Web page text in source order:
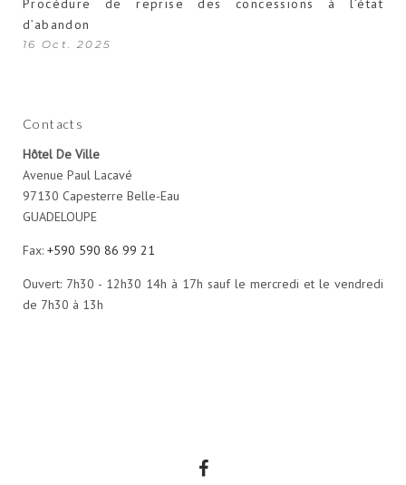
Procédure de reprise des concessions à l’état
d’abandon
16 Oct. 2025
Contacts
Hôtel De Ville
Avenue Paul Lacavé
97130 Capesterre Belle-Eau
GUADELOUPE
Fax: +590 590 86 99 21
Ouvert: 7h30 - 12h30 14h à 17h sauf le mercredi et le vendredi
de 7h30 à 13h